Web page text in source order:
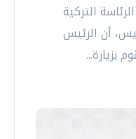
التركية
أن الرئيس
بزيارة...